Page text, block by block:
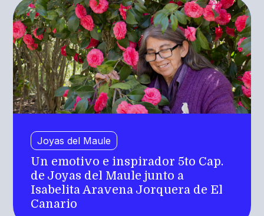
Joyas del Maule
Un emotivo e inspirador 5to Cap.
de Joyas del Maule junto a
Isabelita Aravena Jorquera de El
Canario